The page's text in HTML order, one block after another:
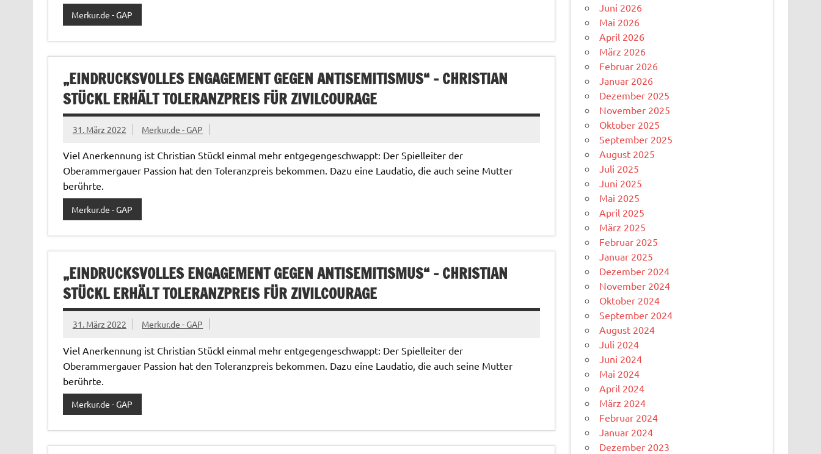
Merkur.de - GAP
„EINDRUCKSVOLLES ENGAGEMENT GEGEN ANTISEMITISMUS“ – CHRISTIAN
STÜCKL ERHÄLT TOLERANZPREIS FÜR ZIVILCOURAGE
31. März 2022 Merkur.de - GAP
Viel Anerkennung ist Christian Stückl einmal mehr entgegengeschwappt: Der Spielleiter der
Oberammergauer Passion hat den Toleranzpreis bekommen. Dazu eine Laudatio, die auch seine Mutter
berührte.
Merkur.de - GAP
„EINDRUCKSVOLLES ENGAGEMENT GEGEN ANTISEMITISMUS“ – CHRISTIAN
STÜCKL ERHÄLT TOLERANZPREIS FÜR ZIVILCOURAGE
31. März 2022 Merkur.de - GAP
Viel Anerkennung ist Christian Stückl einmal mehr entgegengeschwappt: Der Spielleiter der
Oberammergauer Passion hat den Toleranzpreis bekommen. Dazu eine Laudatio, die auch seine Mutter
berührte.
Merkur.de - GAP
Juni 2026
Mai 2026
April 2026
März 2026
Februar 2026
Januar 2026
Dezember 2025
November 2025
Oktober 2025
September 2025
August 2025
Juli 2025
Juni 2025
Mai 2025
April 2025
März 2025
Februar 2025
Januar 2025
Dezember 2024
November 2024
Oktober 2024
September 2024
August 2024
Juli 2024
Juni 2024
Mai 2024
April 2024
März 2024
Februar 2024
Januar 2024
Dezember 2023